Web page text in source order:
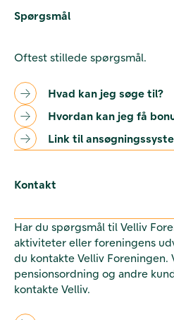
Spørgsmål
Oftest stillede spørgsmål.
Hvad kan jeg søge til?
Hvordan kan jeg få
Link til
Kontakt
Har du spørgsmål til Velliv
aktiviteter eller foreningens
du kontakte Velliv Foreningen.
pensionsordning og andre
kontakte Velliv.